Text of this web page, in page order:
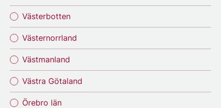
Västerbotten
Västernorrland
Västmanland
Västra Götaland
Örebro län